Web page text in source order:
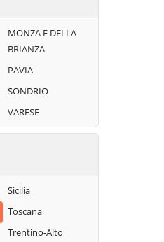
Pognana Lario
Ponna
Ponte Lambro
Porlezza
Proserpio
Rovellasca
Rovello Porro
MONZA E DELLA
BRIANZA
PAVIA
SONDRIO
VARESE
Sicilia
Toscana
Trentino-Alto